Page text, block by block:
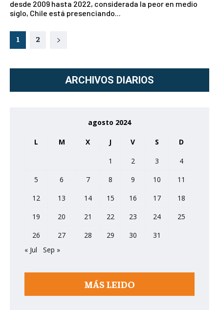
desde 2009 hasta 2022, considerada la peor en medio
siglo, Chile está presenciando...
1 2
ARCHIVOS DIARIOS
agosto 2024
L M X J V S D
1 2 3
4
5
6 7 8 9 10
11
12
13 14 15 16 17
18
19
20 21 22 23 24
25
26
27 28 29 30
31
« Jul
Sep »
MÁS LEIDO